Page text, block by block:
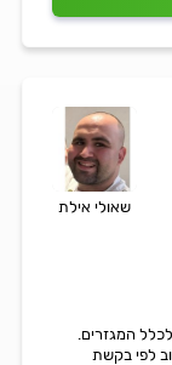
שאולי אילת
המגזרים.
לפי בקשת